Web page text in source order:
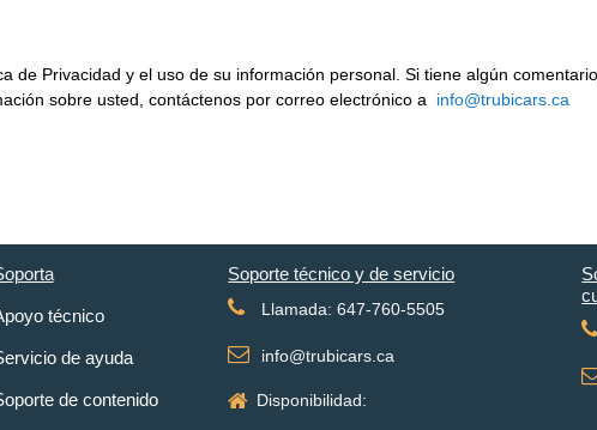
Privacidad y el uso de su información personal. Si tiene algún
sobre usted, contáctenos por correo electrónico a info@trubicars.ca
técnico
de ayuda
de contenido
Soporte técnico y de servicio
Llamada: 647-760-5505
info@trubicars.ca
Disponibilidad: